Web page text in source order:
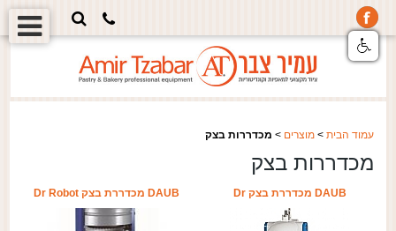
עמוד הבית> מוצרים > מכדררות בצק
מכדררות בצק
DAUB מכדררת בצק Dr DAUB מכדררת בצק Dr Robot